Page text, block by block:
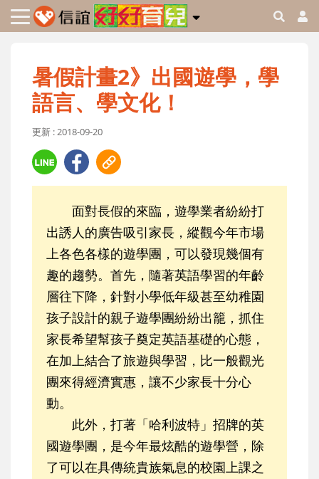
暑假計畫2》出國遊學，學
語言、學文化！
更新 : 2018-09-20
面對長假的來臨，遊學業者紛紛打
出誘人的廣告吸引家長，縱觀今年市場
上各色各樣的遊學團，可以發現幾個有
趣的趨勢。首先，隨著英語學習的年齡
層往下降，針對小學低年級甚至幼稚園
孩子設計的親子遊學團紛紛出籠，抓住
家長希望幫孩子奠定英語基礎的心態，
在加上結合了旅遊與學習，比一般觀光
團來得經濟實惠，讓不少家長十分心
動。
此外，打著「哈利波特」招牌的英
國遊學團，是今年最炫酷的遊學營，除
了可以在具傳統貴族氣息的校園上課之